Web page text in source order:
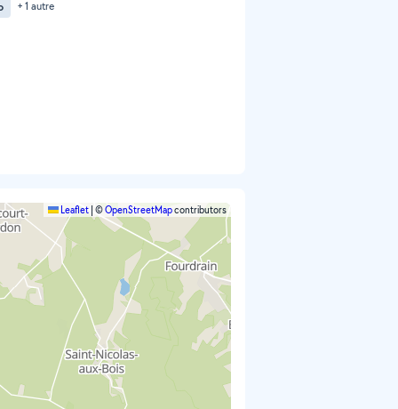
+ 1 autre
Leaflet ©OpenStreetMapcontributors